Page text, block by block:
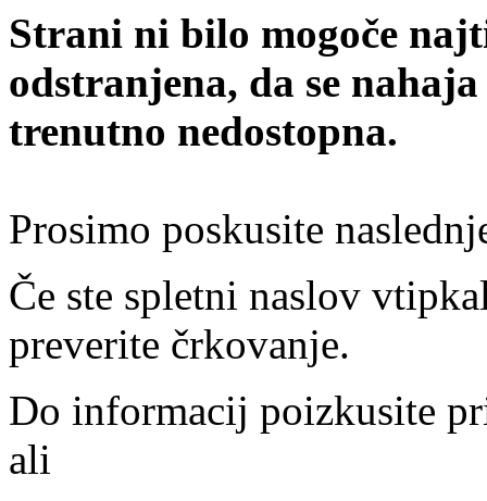
Strani ni bilo mogoče
odstranjena, da se
trenutno nedostopna.
Prosimo poskusite
Če ste spletni naslov
preverite črkovanje.
Do informacij poizkusite
ali